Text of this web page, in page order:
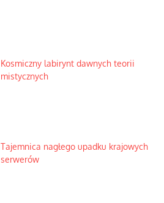
Kosmiczny labirynt dawnych teorii
mistycznych
Tajemnica nagłego upadku krajowych
serwerów